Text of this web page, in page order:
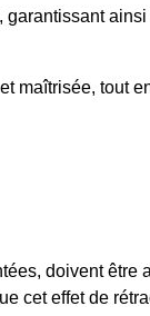
garantissant
maîtrisée, tout
doivent être
cet effet de